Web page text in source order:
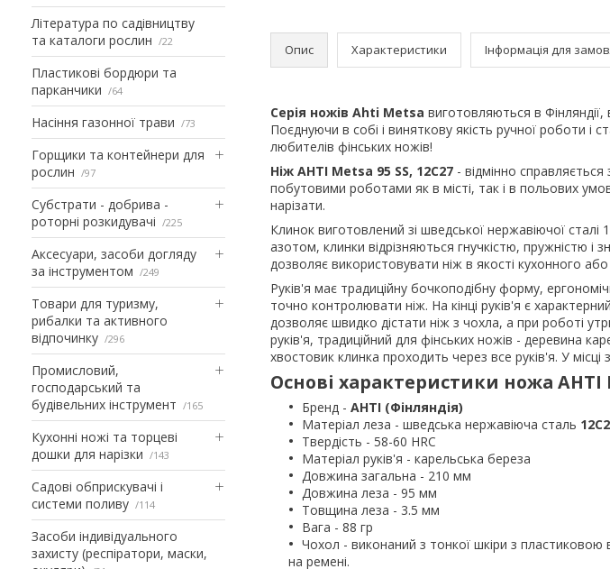
Література по садівництву
та каталоги рослин
22
Пластикові бордюри та
парканчики
64
Насіння газонної трави 73
Горщики та контейнери для
рослин
97
Субстрати - добрива -
роторні розкидувачі
225
Аксесуари, засоби догляду
за інструментом
249
Товари для туризму,
рибалки та активного
відпочинку
296
Промисловий,
господарський та
будівельних інструмент
165
Кухонні ножі та торцеві
дошки для нарізки
143
Садові обприскувачі і
системи поливу
114
Засоби індивідуального
захисту (респіратори, маски,
Опис Характеристики Інформація для
Серія ножів Ahti Metsa виготовляються в
Поєднуючи в собі і виняткову якість ручної роботи і
любителів фінських ножів!
Ніж AHTI Metsa 95 SS, 12C27 - відмінно
побутовими роботами як в місті, так і в польових
нарізати.
Клинок виготовлений зі шведської нержавіючої
азотом, клинки відрізняються гнучкістю, пружністю і
дозволяє використовувати ніж в якості кухонного
Руків'я має традиційну бочкоподібну форму,
точно контролювати ніж. На кінці руків'я є
дозволяє швидко дістати ніж з чохла, а при роботі
руків'я, традиційний для фінських ножів - деревина
хвостовик клинка проходить через все руків'я. У
Основі характеристики ножа AHTI
Бренд - AHTI (Фінляндія)
Матеріал леза - шведська нержавіюча сталь
Твердість - 58-60 HRC
Матеріал руків'я - карельська береза
Довжина загальна - 210 мм
Довжина леза - 95 мм
Товщина леза - 3.5 мм
Вага - 88 гр
Чохол - виконаний з тонкої шкіри з
на ремені.